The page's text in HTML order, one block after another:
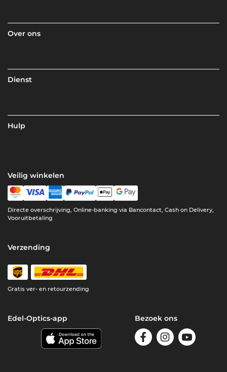
Over ons
Dienst
Hulp
Veilig winkelen
Directe overschrijving, Online-banking via Bancontact, Cash on Delivery,
Vooruitbetaling
Verzending
Gratis ver- en retourzending
Edel-Optics-app Bezoek ons